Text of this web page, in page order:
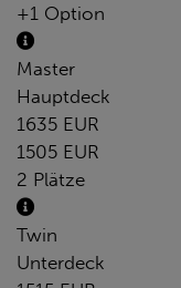
+1 Option
Master
Hauptdeck
1635 EUR
1505 EUR
2 Plätze
Twin
Unterdeck